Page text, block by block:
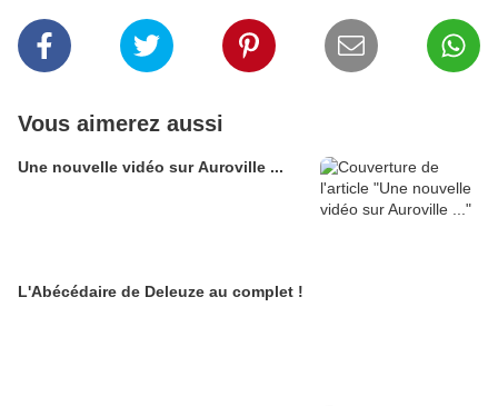
Vous aimerez aussi
Une nouvelle vidéo sur Auroville ...
L'Abécédaire de Deleuze au complet !